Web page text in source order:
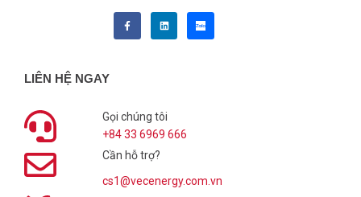
LIÊN HỆ NGAY
Gọi chúng tôi
+84 33 6969 666
Cần hỗ trợ?
cs1@vecenergy.com.vn